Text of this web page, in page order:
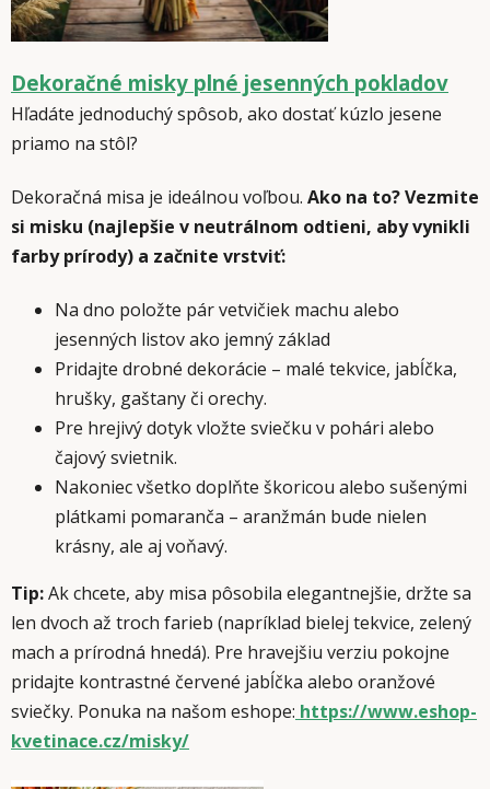
Dekoračné misky plné jesenných pokladov
Hľadáte jednoduchý spôsob, ako dostať kúzlo jesene
priamo na stôl?
Dekoračná misa je ideálnou voľbou. Ako na to? Vezmite
si misku (najlepšie v neutrálnom odtieni, aby vynikli
farby prírody) a začnite vrstviť:
Na dno položte pár vetvičiek machu alebo
jesenných listov ako jemný základ
Pridajte drobné dekorácie – malé tekvice, jabĺčka,
hrušky, gaštany či orechy.
Pre hrejivý dotyk vložte sviečku v pohári alebo
čajový svietnik.
Nakoniec všetko doplňte škoricou alebo sušenými
plátkami pomaranča – aranžmán bude nielen
krásny, ale aj voňavý.
Tip:Ak chcete, aby misa pôsobila elegantnejšie, držte sa
len dvoch až troch farieb (napríklad bielej tekvice, zelený
mach a prírodná hnedá). Pre hravejšiu verziu pokojne
pridajte kontrastné červené jabĺčka alebo oranžové
sviečky. Ponuka na našom eshope: https://www.eshop-
kvetinace.cz/misky/